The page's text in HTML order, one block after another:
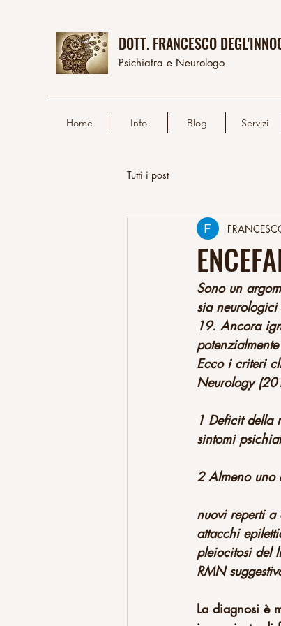
DOTT. FRANCESCO
Psichiatra e Neurologo
Home Info Blog Servizi
Tutti i post
Sono un
sia
19. Ancora
Ecco i criteri
Neurology
1 Deficit della
sintomi
2 Almeno uno
nuovi reperti
attacchi
pleiocitosi del
RMN
La diagnosi è